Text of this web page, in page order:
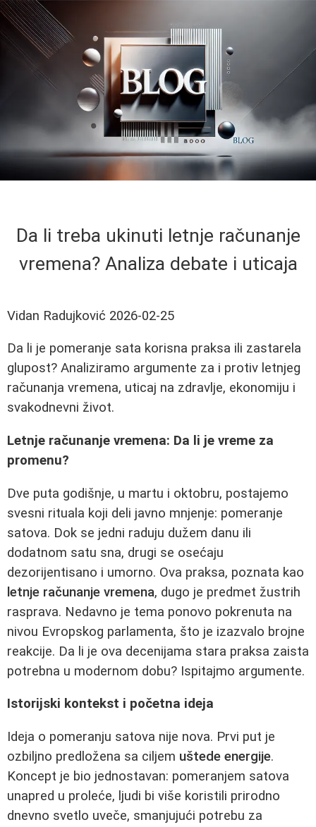
Da li treba ukinuti letnje računanje
vremena? Analiza debate i uticaja
Vidan Radujković 2026-02-25
Da li je pomeranje sata korisna praksa ili zastarela
glupost? Analiziramo argumente za i protiv letnjeg
računanja vremena, uticaj na zdravlje, ekonomiju i
svakodnevni život.
Letnje računanje vremena: Da li je vreme za
promenu?
Dve puta godišnje, u martu i oktobru, postajemo
svesni rituala koji deli javno mnjenje: pomeranje
satova. Dok se jedni raduju dužem danu ili
dodatnom satu sna, drugi se osećaju
dezorijentisano i umorno. Ova praksa, poznata kao
letnje računanje vremena, dugo je predmet žustrih
rasprava. Nedavno je tema ponovo pokrenuta na
nivou Evropskog parlamenta, što je izazvalo brojne
reakcije. Da li je ova decenijama stara praksa zaista
potrebna u modernom dobu? Ispitajmo argumente.
Istorijski kontekst i početna ideja
Ideja o pomeranju satova nije nova. Prvi put je
ozbiljno predložena sa ciljem uštede energije.
Koncept je bio jednostavan: pomeranjem satova
unapred u proleće, ljudi bi više koristili prirodno
dnevno svetlo uveče, smanjujući potrebu za